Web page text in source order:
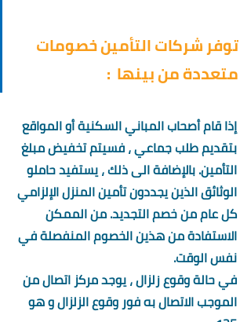
توفر شركات التأمين خصومات
متعددة من بينها  :
إذا قام أصحاب المباني السكنية أو المواقع
بتقديم طلب جماعي ، فسيتم تخفيض مبلغ
التأمين. بالإضافة الى ذلك ، يستفيد حاملو
الوثائق الذين يجددون تأمين المنزل الإلزامي
كل عام من خصم التجديد. من الممكن
الاستفادة من هذين الخصوم المنفصلة في
نفس الوقت.
في حالة وقوع زلزال ، يوجد مركز اتصال من
الموجب الاتصال به فور وقوع الزلزال و هو